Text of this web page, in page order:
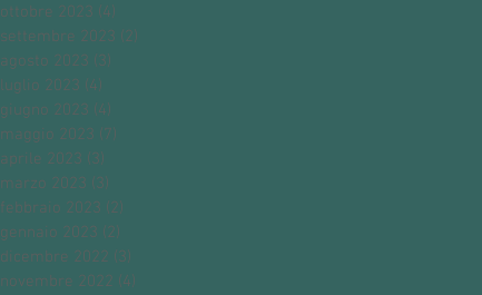
ottobre 2023 (4)
settembre 2023 (2)
agosto 2023 (3)
luglio 2023 (4)
giugno 2023 (4)
maggio 2023 (7)
aprile 2023 (3)
marzo 2023 (3)
febbraio 2023 (2)
gennaio 2023 (2)
dicembre 2022 (3)
novembre 2022 (4)